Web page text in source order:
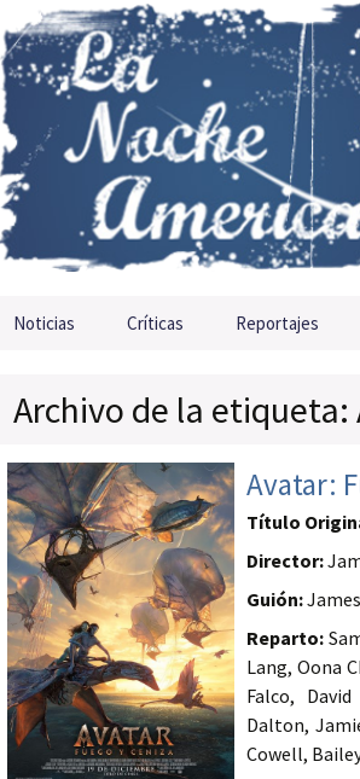
Saltar al contenido
Noticias Críticas Reportajes
Archivo de la etiqueta:
Avatar:
Título
Director:
Guión:
Reparto:
Lang, Oona
Falco,
Dalton,
Cowell,